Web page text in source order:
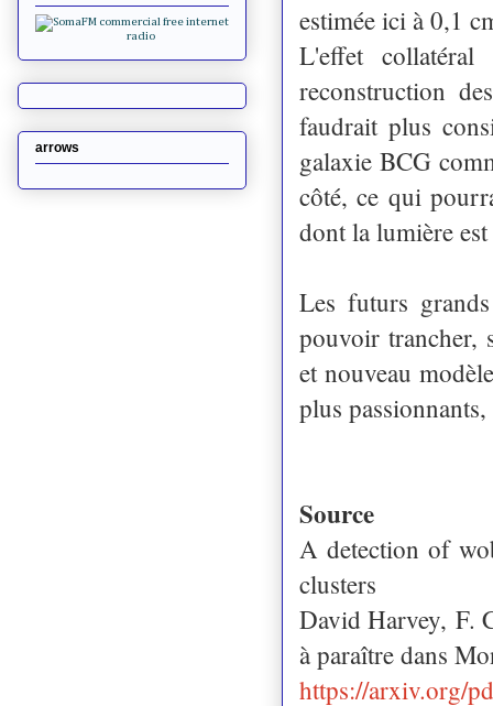
estimée ici à 0,1
L'effet
reconstruction
faudrait plus
galaxie BCG
côté, ce qui
dont la lumière
Les futurs
pouvoir trancher,
et nouveau
plus
Source
A detection of
clusters
David Harvey, F.
à paraître dans
https://arxiv.org/
arrows